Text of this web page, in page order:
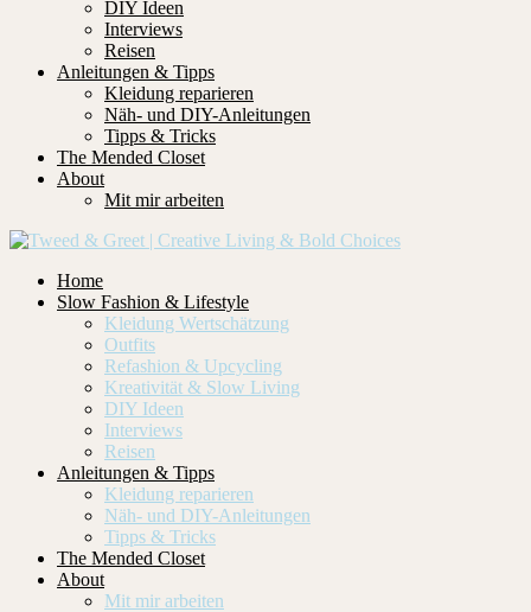
DIY Ideen
Interviews
Reisen
Anleitungen & Tipps
Kleidung reparieren
Näh- und DIY-Anleitungen
Tipps & Tricks
The Mended Closet
About
Mit mir arbeiten
Home
Slow Fashion & Lifestyle
Kleidung Wertschätzung
Outfits
Refashion & Upcycling
Kreativität & Slow Living
DIY Ideen
Interviews
Reisen
Anleitungen & Tipps
Kleidung reparieren
Näh- und DIY-Anleitungen
Tipps & Tricks
The Mended Closet
About
Mit mir arbeiten